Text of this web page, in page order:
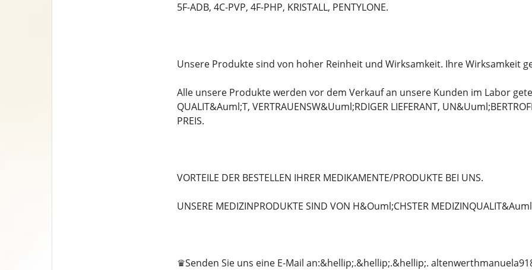
5F-ADB, 4C-PVP, 4F-PHP, KRISTALL, PENTYLONE.
Unsere Produkte sind von hoher Reinheit und Wirksamkeit. Ihre Wirksamkeit
Alle unsere Produkte werden vor dem Verkauf an unsere Kunden im Labor
QUALIT&Auml;T, VERTRAUENSW&Uuml;RDIGER LIEFERANT,
PREIS.
VORTEILE DER BESTELLEN IHRER MEDIKAMENTE/PRODUKTE BEI ​​UNS.
UNSERE MEDIZINPRODUKTE SIND VON H&Ouml;CHSTER
♛Senden Sie uns eine E-Mail an:&hellip;.&hellip;.&hellip;.